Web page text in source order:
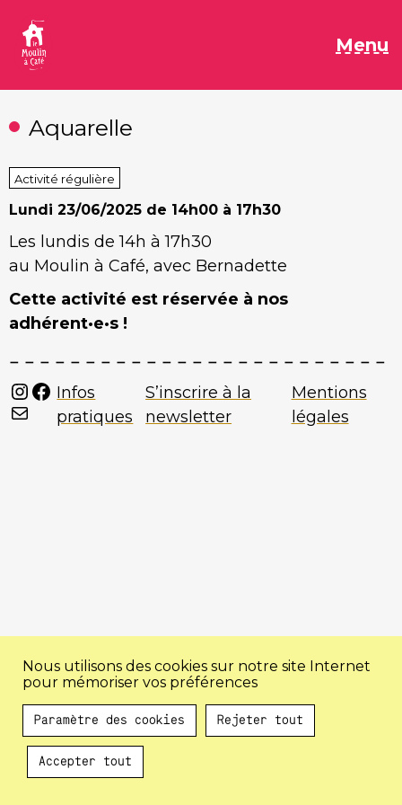
contenu
Menu
Aquarelle
Activité régulière
Lundi 23/06/2025 de 14h00 à 17h30
Les lundis de 14h à 17h30
au Moulin à Café, avec Bernadette
Cette activité est réservée à nos
adhérent·e·s !
Instagram
Facebook
Mail
Infos
pratiques
S’inscrire à la
newsletter
Mentions
légales
Au programme !
Nous utilisons des cookies sur notre site Internet
pour mémoriser vos préférences
Paramètre des cookies Rejeter tout
Accepter tout